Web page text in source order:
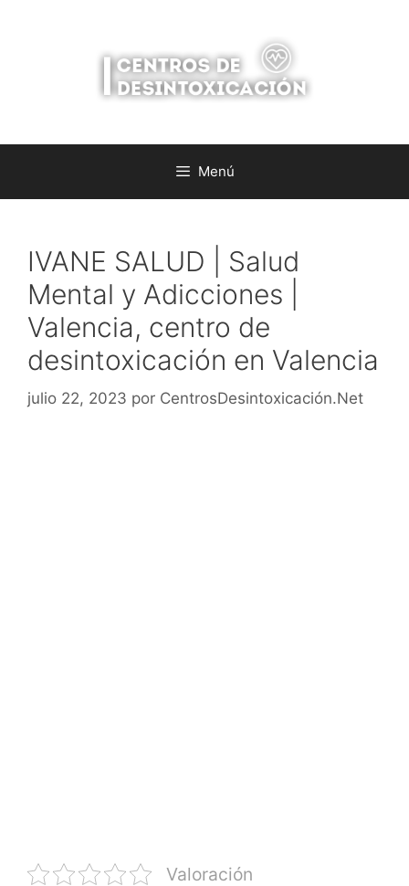
Menú
IVANE SALUD | Salud
Mental y Adicciones |
Valencia, centro de
desintoxicación en Valencia
julio 22, 2023 por CentrosDesintoxicación.Net
Valoración